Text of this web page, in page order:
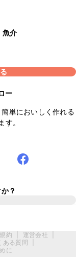
魚介
ー
単においしく作れる
す。
？
約 運営会社
ある質問
に